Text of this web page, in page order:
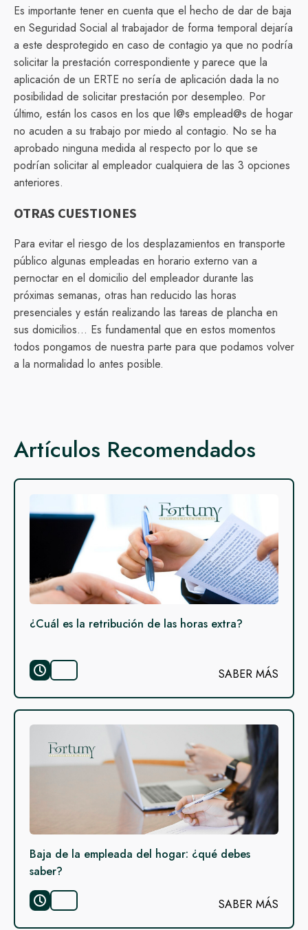
Es importante tener en cuenta que el hecho de dar de baja
en Seguridad Social al trabajador de forma temporal dejaría
a este desprotegido en caso de contagio ya que no podría
solicitar la prestación correspondiente y parece que la
aplicación de un ERTE no sería de aplicación dada la no
posibilidad de solicitar prestación por desempleo. Por
último, están los casos en los que l@s emplead@s de hogar
no acuden a su trabajo por miedo al contagio. No se ha
aprobado ninguna medida al respecto por lo que se
podrían solicitar al empleador cualquiera de las 3 opciones
anteriores.
OTRAS CUESTIONES
Para evitar el riesgo de los desplazamientos en transporte
público algunas empleadas en horario externo van a
pernoctar en el domicilio del empleador durante las
próximas semanas, otras han reducido las horas
presenciales y están realizando las tareas de plancha en
sus domicilios... Es fundamental que en estos momentos
todos pongamos de nuestra parte para que podamos volver
a la normalidad lo antes posible.
Artículos Recomendados
¿Cuál es la retribución de las horas extra?
SABER MÁS
Baja de la empleada del hogar: ¿qué debes
saber?
SABER MÁS